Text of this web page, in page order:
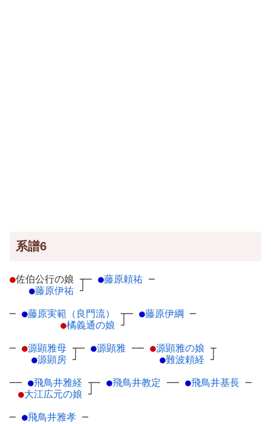
系譜6
●佐伯公行の娘 ┬
●藤原伊祐 ┘
─ ●藤原頼祐 ─
─ ●藤原実範（良門流）
┬
●橘義通の娘 ┘
─ ●藤原伊綱 ─
─ ●源顕雅母 ┬
●源顕房 ┘
─ ●源顕雅 ── ●源顕雅の娘 ┬
●難波頼経 ┘
── ●飛鳥井雅経 ┬
●大江広元の娘 ┘
─ ●飛鳥井教定 ── ●飛鳥井基長 ─
─ ●飛鳥井雅孝 ─